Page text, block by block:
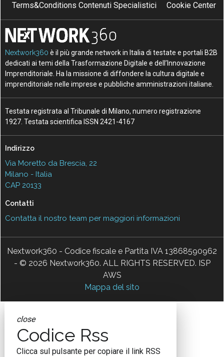
Terms&Conditions Contenuti Specialistici
Cookie Center
Nextwork360 è il più grande network in Italia di testate e portali B2B
dedicati ai temi della Trasformazione Digitale e dell’Innovazione
Imprenditoriale. Ha la missione di diffondere la cultura digitale e
imprenditoriale nelle imprese e pubbliche amministrazioni italiane.
Testata registrata al Tribunale di Milano, numero registrazione
1927. Testata scientifica ISSN 2421-4167
Indirizzo
Via Moretto da Brescia, 22
Milano - Italia
CAP 20133
Contatti
Contatta il nostro team per maggiori informazioni
Nextwork360 - Codice fiscale e Partita IVA 13868590962
- © 2026 Nextwork360. ALL RIGHTS RESERVED. ISP
AWS
Mappa del sito
close
Codice Rss
Clicca sul pulsante per copiare il link RSS